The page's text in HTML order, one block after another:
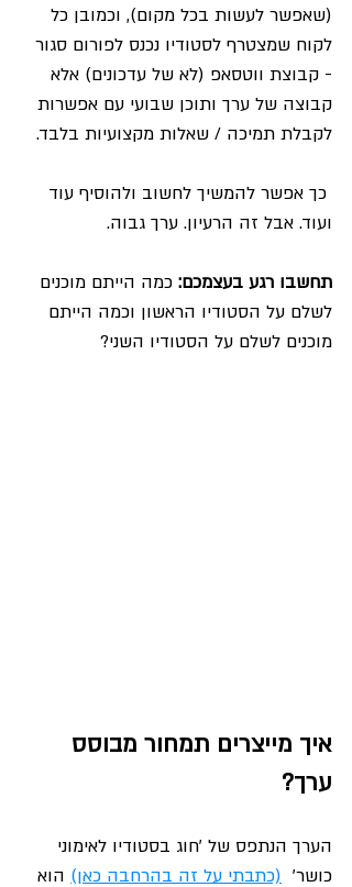
(שאפשר לעשות בכל מקום), וכמובן כל
לקוח שמצטרף לסטודיו נכנס לפורום סגור
- קבוצת ווטסאפ (לא של עדכונים) אלא
קבוצה של ערך ותוכן שבועי עם אפשרות
לקבלת תמיכה / שאלות מקצועיות בלבד.
כך אפשר להמשיך לחשוב ולהוסיף עוד
ועוד. אבל זה הרעיון. ערך גבוה.
תחשבו רגע בעצמכם: כמה הייתם מוכנים
לשלם על הסטודיו הראשון וכמה הייתם
מוכנים לשלם על הסטודיו השני?
איך מייצרים תמחור מבוסס
ערך?
הערך הנתפס של ׳חוג בסטודיו לאימוני
כושר' (כתבתי על זה בהרחבה כאן) הוא